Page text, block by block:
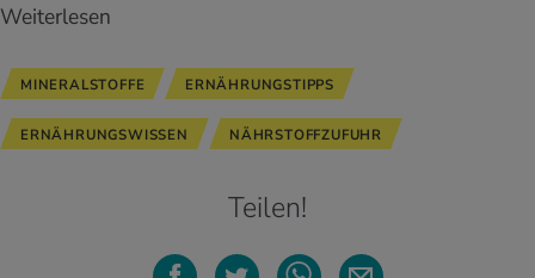
Weiterlesen
MINERALSTOFFE ERNÄHRUNGSTIPPS
ERNÄHRUNGSWISSEN NÄHRSTOFFZUFUHR
Teilen!